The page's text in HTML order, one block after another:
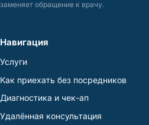
заменяет обращение к врачу.
Навигация
Услуги
Как приехать без посредников
Диагностика и чек-ап
Удалённая консультация